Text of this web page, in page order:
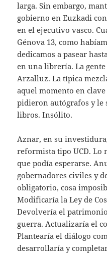
larga. Sin embargo,
gobierno en Euzkadi
en el ejecutivo vasco.
Génova 13, como
dedicamos a pasear
en una librería. La
Arzalluz. La típica
aquel momento en
pidieron autógrafos y
libros. Insólito.
​Aznar, en su
reformista tipo UCD. Lo
que podía esperarse.
gobernadores civiles y
obligatorio, cosa
Modificaría la Ley de
Devolvería el
guerra. Actualizaría el
Plantearía el diálogo
desarrollaría y